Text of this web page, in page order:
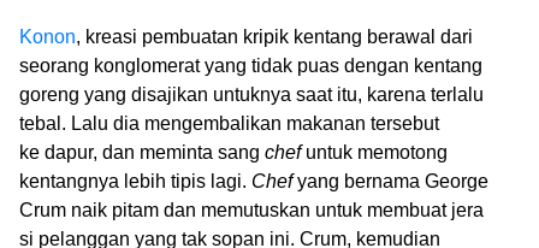
Konon, kreasi pembuatan kripik kentang berawal dari
seorang konglomerat yang tidak puas dengan kentang
goreng yang disajikan untuknya saat itu, karena terlalu
tebal. Lalu dia mengembalikan makanan tersebut
ke dapur, dan meminta sang chefuntuk memotong
kentangnya lebih tipis lagi. Chefyang bernama George
Crum naik pitam dan memutuskan untuk membuat jera
si pelanggan yang tak sopan ini. Crum, kemudian